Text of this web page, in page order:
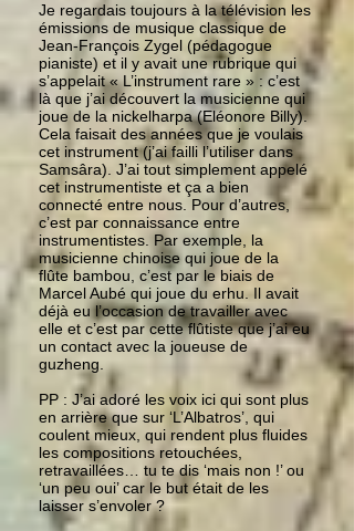
Je regardais toujours à la télévision les
émissions de musique classique de
Jean-François Zygel (pédagogue
pianiste) et il y avait une rubrique qui
s’appelait « L’instrument rare » : c’est
là que j’ai découvert la musicienne qui
joue de la nickelharpa (Eléonore Billy).
Cela faisait des années que je voulais
cet instrument (j’ai failli l’utiliser dans
Samsâra). J’ai tout simplement appelé
cet instrumentiste et ça a bien
connecté entre nous. Pour d’autres,
c’est par connaissance entre
instrumentistes. Par exemple, la
musicienne chinoise qui joue de la
flûte bambou, c’est par le biais de
Marcel Aubé qui joue du erhu. Il avait
déjà eu l’occasion de travailler avec
elle et c’est par cette flûtiste que j’ai eu
un contact avec la joueuse de
guzheng.
PP : J’ai adoré les voix ici qui sont plus
en arrière que sur ‘L’Albatros’, qui
coulent mieux, qui rendent plus fluides
les compositions retouchées,
retravaillées… tu te dis ‘mais non !’ ou
‘un peu oui’ car le but était de les
laisser s’envoler ?